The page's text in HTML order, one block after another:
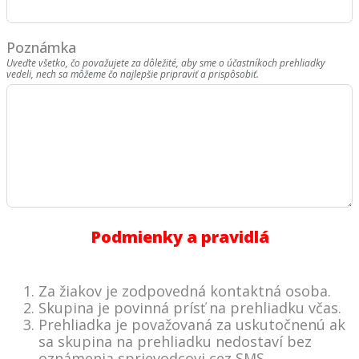
Poznámka
Uveďte všetko, čo považujete za dôležité, aby sme o účastníkoch prehliadky
vedeli, nech sa môžeme čo najlepšie pripraviť a prispôsobiť.
Podmienky a pravidlá
Za žiakov je zodpovedná kontaktná osoba.
Skupina je povinná prísť na prehliadku včas.
Prehliadka je považovaná za uskutočnenú ak
sa skupina na prehliadku nedostaví bez